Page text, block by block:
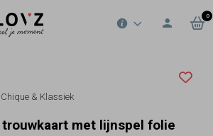
0
Chique & Klassiek
met lijnspel folie